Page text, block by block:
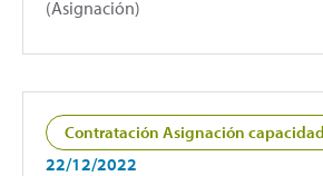
(Asignación)
Contratación Asignación
22/12/2022